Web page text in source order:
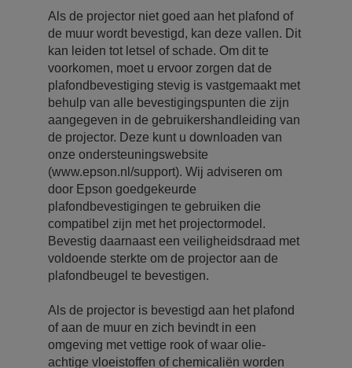
Als de projector niet goed aan het plafond of
de muur wordt bevestigd, kan deze vallen. Dit
kan leiden tot letsel of schade. Om dit te
voorkomen, moet u ervoor zorgen dat de
plafondbevestiging stevig is vastgemaakt met
behulp van alle bevestigingspunten die zijn
aangegeven in de gebruikershandleiding van
de projector. Deze kunt u downloaden van
onze ondersteuningswebsite
(www.epson.nl/support). Wij adviseren om
door Epson goedgekeurde
plafondbevestigingen te gebruiken die
compatibel zijn met het projectormodel.
Bevestig daarnaast een veiligheidsdraad met
voldoende sterkte om de projector aan de
plafondbeugel te bevestigen.
Als de projector is bevestigd aan het plafond
of aan de muur en zich bevindt in een
omgeving met vettige rook of waar olie-
achtige vloeistoffen of chemicaliën worden